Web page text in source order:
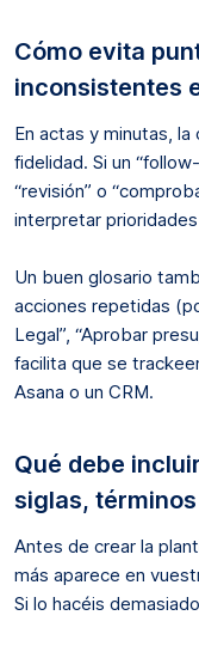
Cómo evita
inconsistentes
En actas y minutas,
fidelidad. Si un
“revisión” o
interpretar
Un buen glosario
acciones repetidas
Legal”, “Aprobar
facilita que se
Asana o un CRM.
Qué debe
siglas,
Antes de crear la
más aparece en
Si lo hacéis